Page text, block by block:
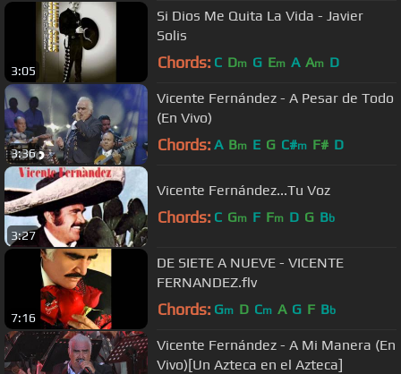
3:05
Si Dios Me Quita La Vida - Javier
Solis
Chords: C Dm G Em A Am D
3:36
Vicente Fernández - A Pesar de Todo
(En Vivo)
Chords: A Bm E G C#m F# D
3:27
Vicente Fernández...Tu Voz
Chords: C Gm F Fm D G Bb
7:16
DE SIETE A NUEVE - VICENTE
FERNANDEZ.flv
Chords: Gm D Cm A G F Bb
Vicente Fernández - A Mi Manera (En
Vivo)[Un Azteca en el Azteca]